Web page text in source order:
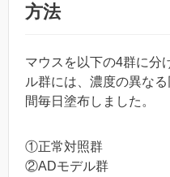
方法
マウスを以下の4群に
ル群には、濃度の異な
間毎日塗布しました。
①正常対照群
②ADモデル群